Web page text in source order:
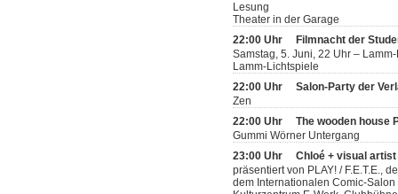
Lesung
Theater in der Garage
22:00 Uhr
Filmnacht der
Samstag, 5. Juni, 22 Uhr –
Lamm-Lichtspiele
22:00 Uhr Salon-Party der
Zen
22:00 Uhr The wooden house
Gummi Wörner Untergang
23:00 Uhr Chloé + visual
präsentiert von PLAY! / F.E.T.E.,
dem Internationalen Comic-